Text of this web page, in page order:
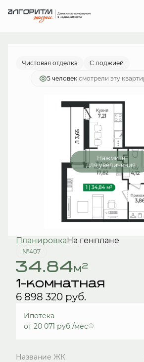
1-комнатная
от 20 071 руб./мес.
Чистовая отделка С лоджией
5 человек смотрели эту
Нажмите
для увеличения
ПланировкаНа генплане
№407
34.84м2
1-комнатная
6 898 320 руб.
Ипотека
от 20 071 руб./мес
Название ЖК